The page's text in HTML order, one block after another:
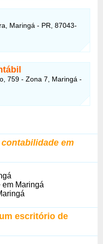
Maringá - PR, 87043-
759 - Zona 7, Maringá -
contabilidade em
Maringá
escritório de